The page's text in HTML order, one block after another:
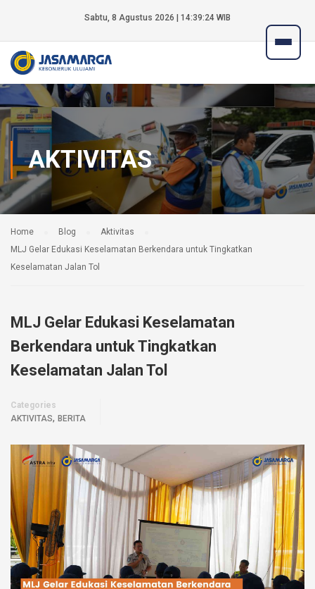
Sabtu, 8 Agustus 2026 | 14:39:25 WIB
AKTIVITAS
Home Blog
Aktivitas
MLJ Gelar Edukasi Keselamatan Berkendara untuk Tingkatkan
Keselamatan Jalan Tol
MLJ Gelar Edukasi Keselamatan
Berkendara untuk Tingkatkan
Keselamatan Jalan Tol
Categories
AKTIVITAS, BERITA